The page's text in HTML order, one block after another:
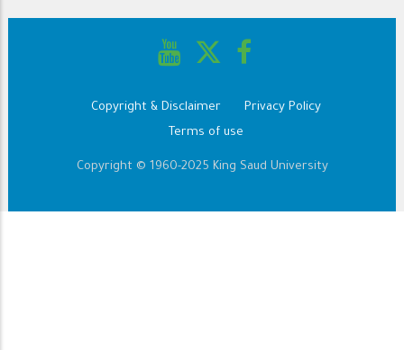
Copyright & Disclaimer
Privacy Policy
Terms of use
Copyright © 1960-2025 King Saud University